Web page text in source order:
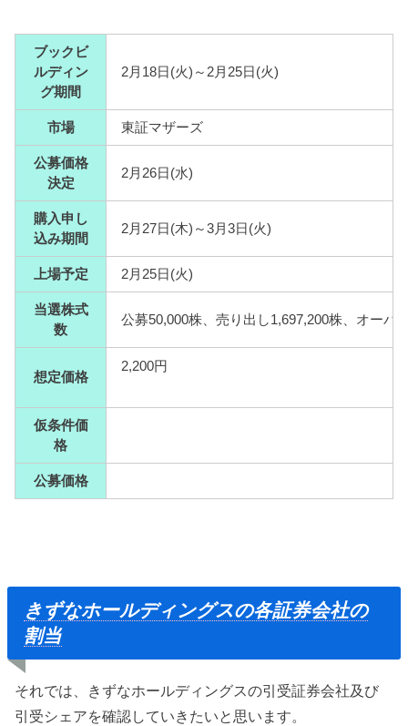
ブックビ
ルディン
グ期間
2月18日(火)～2月25日(火)
市場 東証マザーズ
公募価格
決定
2月26日(水)
購入申し
込み期間
2月27日(木)～3月3日(火)
上場予定 2月25日(火)
当選株式
数
公募50,000株、売り出し1,697,200株、オーバ
想定価格
2,200円
仮条件価
格
公募価格
きずなホールディングスの各証券会社の
割当
それでは、きずなホールディングスの引受証券会社及び
引受シェアを確認していきたいと思います。